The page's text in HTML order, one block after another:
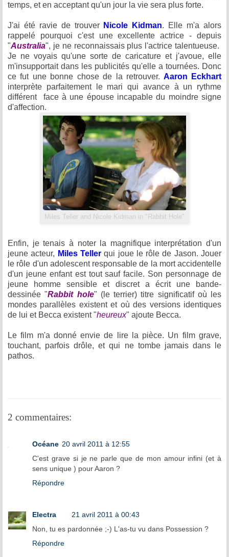
temps, et en acceptant qu'un jour la vie sera plus forte.
J'ai été ravie de trouver Nicole Kidman. Elle m'a alors
rappelé pourquoi c'est une excellente actrice - depuis
"Australia", je ne reconnaissais plus l'actrice talentueuse.
Je ne voyais qu'une sorte de caricature et j'avoue, elle
m'insupportait dans les publicités qu'elle a tournées. Donc
ce fut une bonne chose de la retrouver. Aaron Eckhart
interprète parfaitement le mari qui avance à un rythme
différent face à une épouse incapable du moindre signe
d'affection.
Miles Teller and Nicole Kidman in "Rabbit Hole"
Enfin, je tenais à noter la magnifique interprétation d'un
jeune acteur, Miles Tellerqui joue le rôle de Jason. Jouer
le rôle d'un adolescent responsable de la mort accidentelle
d'un jeune enfant est tout sauf facile. Son personnage de
jeune homme sensible et discret a écrit une bande-
dessinée "Rabbit hole" (le terrier) titre significatif où les
mondes parallèles existent et où des versions identiques
de lui et Becca existent "heureux" ajoute Becca.
Le film m'a donné envie de lire la pièce. Un film grave,
touchant, parfois drôle, et qui ne tombe jamais dans le
pathos.
2 commentaires:
Océane 20 avril 2011 à 12:55
C'est grave si je ne parle que de mon amour infini (et à
sens unique ) pour Aaron ?
Répondre
Electra
21 avril 2011 à 00:43
Non, tu es pardonnée ;-) L'as-tu vu dans Possession ?
Répondre